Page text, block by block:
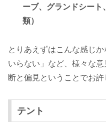
ーブ、グランドシート
類）
とりあえずはこんな感じ
いらない」など、様々な
断と偏見ということでお許
テント